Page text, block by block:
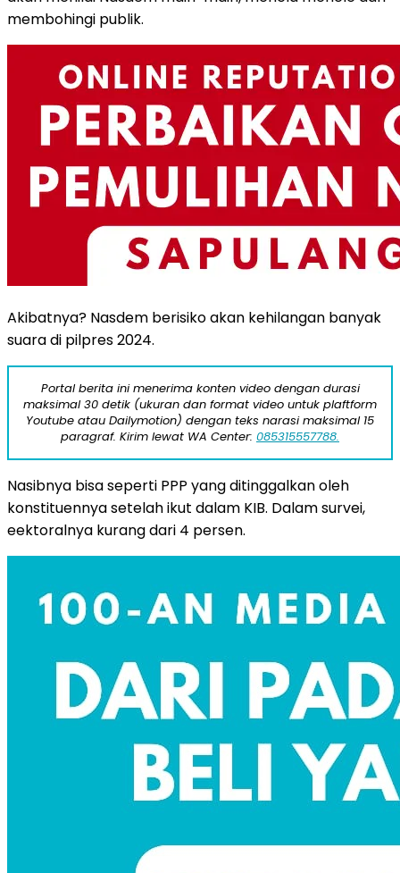
membohingi publik.
Akibatnya? Nasdem berisiko akan kehilangan banyak
suara di pilpres 2024.
Portal berita ini menerima konten video dengan durasi
maksimal 30 detik (ukuran dan format video untuk plaftform
Youtube atau Dailymotion) dengan teks narasi maksimal 15
paragraf. Kirim lewat WA Center: 085315557788.
Nasibnya bisa seperti PPP yang ditinggalkan oleh
konstituennya setelah ikut dalam KIB. Dalam survei,
eektoralnya kurang dari 4 persen.